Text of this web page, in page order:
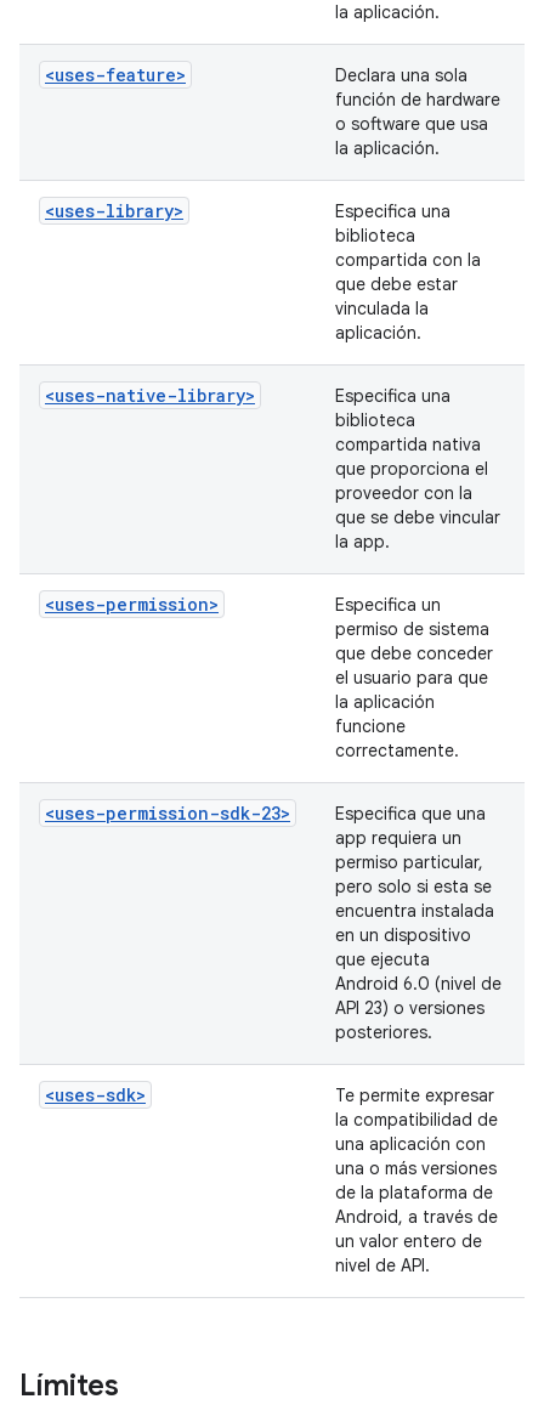
la aplicación.
<uses-feature>
Declara una sola
función de hardware
o software que usa
la aplicación.
<uses-library>
Especifica una
biblioteca
compartida con la
que debe estar
vinculada la
aplicación.
<uses-native-library>
Especifica una
biblioteca
compartida nativa
que proporciona el
proveedor con la
que se debe vincular
la app.
<uses-permission>
Especifica un
permiso de sistema
que debe conceder
el usuario para que
la aplicación
funcione
correctamente.
<uses-permission-sdk-23>
Especifica que una
app requiera un
permiso particular,
pero solo si esta se
encuentra instalada
en un dispositivo
que ejecuta
Android 6.0 (nivel de
API 23) o versiones
posteriores.
<uses-sdk>
Te permite expresar
la compatibilidad de
una aplicación con
una o más versiones
de la plataforma de
Android, a través de
un valor entero de
nivel de API.
Límites